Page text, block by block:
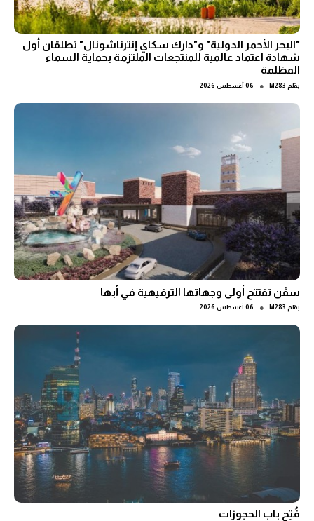
"البحر الأحمر الدولية" و"دارك سكاي إنترناشونال" تطلقان أول
شهادة اعتماد عالمية للمنتجعات الملتزمة بحماية السماء
المظلمة
بقلم M283
● 06 أغسطس 2026
سڤن تفتتح أولى وجهاتها الترفيهية في أبها
بقلم M283
● 06 أغسطس 2026
فُتِح باب الحجوزات